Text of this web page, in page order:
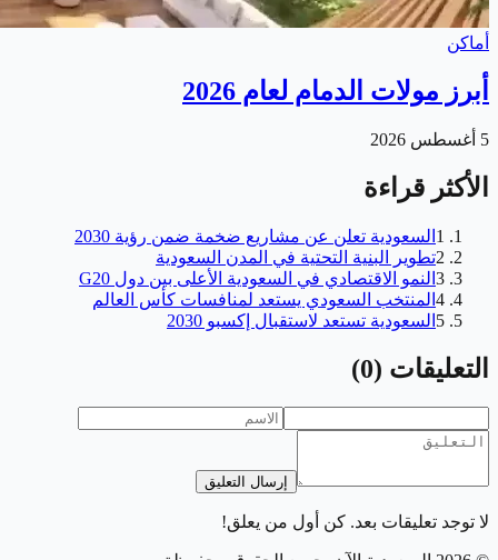
أماكن
أبرز مولات الدمام لعام 2026
5 أغسطس 2026
الأكثر قراءة
1 السعودية تعلن عن مشاريع ضخمة ضمن رؤية 2030
2تطوير البنية التحتية في المدن السعودية
3 النمو الاقتصادي في السعودية الأعلى بين دول G20
4 المنتخب السعودي يستعد لمنافسات كأس العالم
5 السعودية تستعد لاستقبال إكسبو 2030
التعليقات (
0
)
إرسال التعليق
لا توجد تعليقات بعد. كن أول من يعلق!